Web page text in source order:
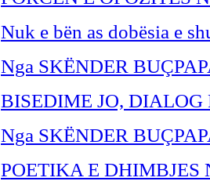
Nuk e bën as dobësia e
Nga SKËNDER BU
BISEDIME JO, DIALOG
Nga SKËNDER BU
POETIKA E DHIMBJES